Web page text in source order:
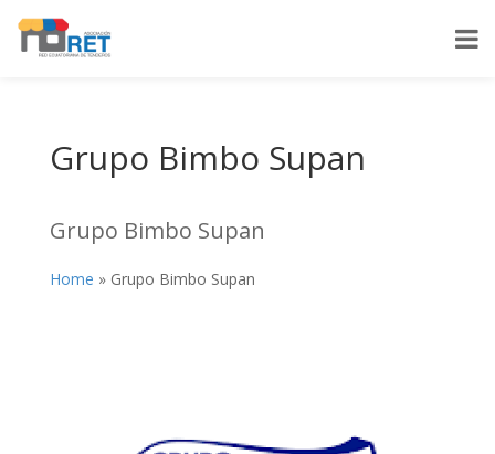
Grupo Bimbo Supan
Grupo Bimbo Supan
Home » Grupo Bimbo Supan